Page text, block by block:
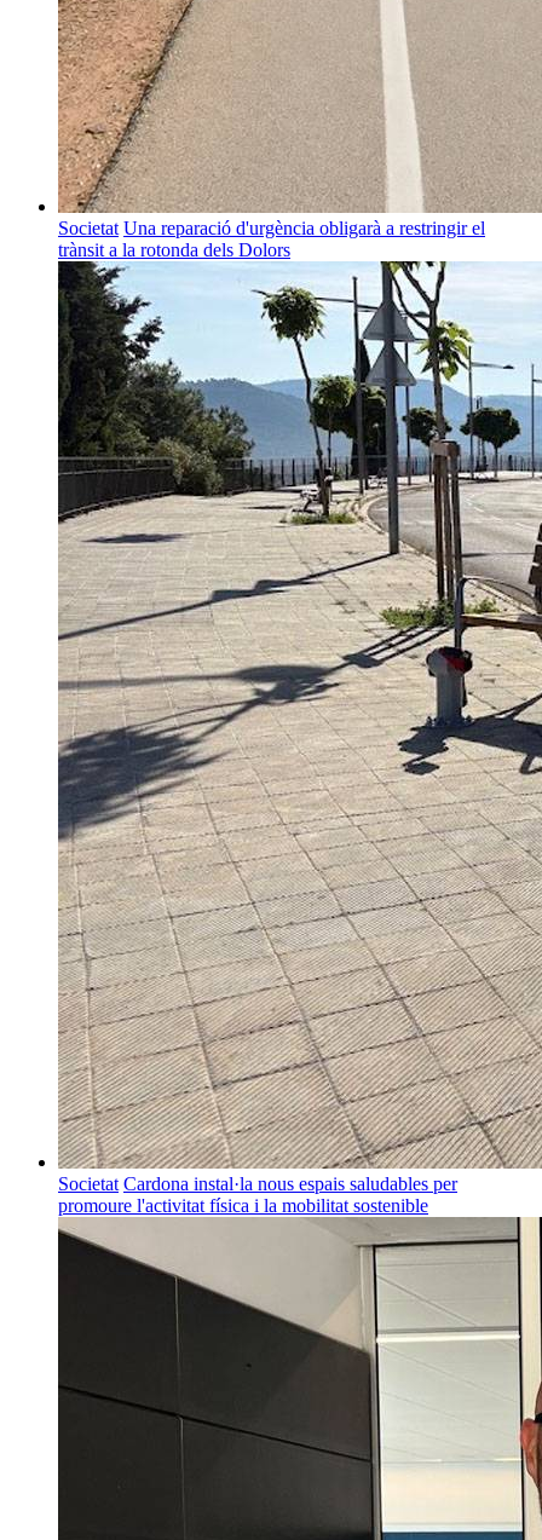
Societat Una reparació d'urgència obligarà a restringir el
trànsit a la rotonda dels Dolors
Societat Cardona instal·la nous espais saludables per
promoure l'activitat física i la mobilitat sostenible